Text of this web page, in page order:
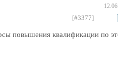
[#3377]
повышения квалификации по